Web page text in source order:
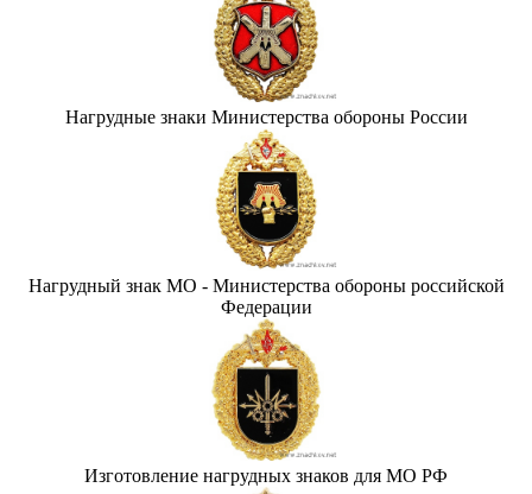
Нагрудные знаки Министерства обороны России
Нагрудный знак МО - Министерства обороны российской
Федерации
Изготовление нагрудных знаков для МО РФ